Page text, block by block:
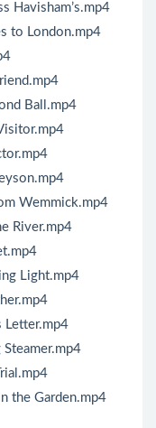
Havisham’s.mp4
to London.mp4
Ball.mp4
Wemmick.mp4
River.mp4
Light.mp4
Letter.mp4
the Garden.mp4